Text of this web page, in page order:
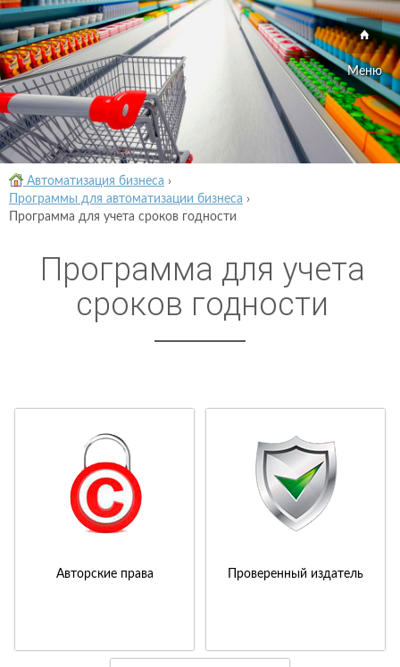
Меню
Автоматизация бизнеса ›
Программы для автоматизации бизнеса ›
Программа для учета сроков годности
Программа для учета
сроков годности
Авторские права Проверенный издатель